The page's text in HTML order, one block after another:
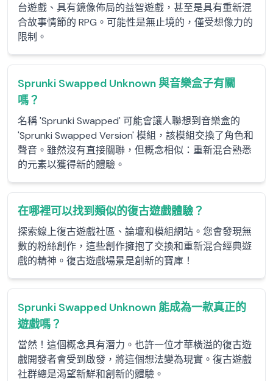
台遊戲、具有鏡像佈局的益智遊戲，甚至是具有重新混
合故事情節的 RPG。可能性是無止境的，僅受想像力的
限制。
Sprunki Swapped Unknown 與音樂盒子有關
嗎？
名稱 'Sprunki Swapped' 可能會讓人聯想到音樂盒的
'Sprunki Swapped Version' 模組，該模組交換了角色和
聲音。雖然沒有直接關聯，但概念相似：重新混合熟悉
的元素以獲得新的體驗。
在哪裡可以找到類似的復古遊戲體驗？
探索線上復古遊戲社區、論壇和模組網站。您會發現無
數的粉絲創作，這些創作擁抱了交換和重新混合經典遊
戲的精神。復古遊戲場景是創新的寶庫！
Sprunki Swapped Unknown 能成為一款真正的
遊戲嗎？
當然！這個概念具有潛力。也許一位才華橫溢的復古遊
戲開發者會受到啟發，將這個想法變為現實。復古遊戲
社群總是渴望新鮮和創新的體驗。